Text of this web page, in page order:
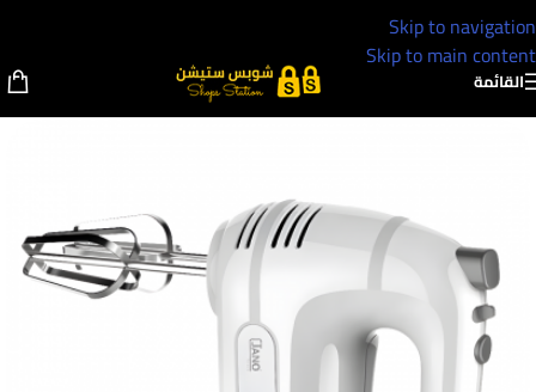
Skip to navigation
Skip to main content
القائمة